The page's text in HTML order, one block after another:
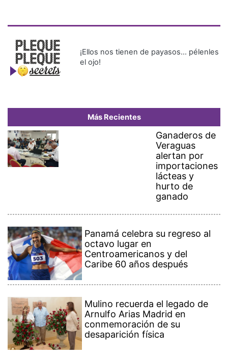
¡Ellos nos tienen de payasos… pélenles
el ojo!
Más Recientes
Ganaderos de
Veraguas
alertan por
importaciones
lácteas y
hurto de
ganado
Panamá celebra su regreso al
octavo lugar en
Centroamericanos y del
Caribe 60 años después
Mulino recuerda el legado de
Arnulfo Arias Madrid en
conmemoración de su
desaparición física